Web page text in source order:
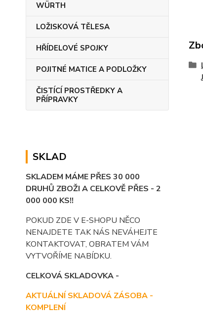
WÜRTH
LOŽISKOVÁ TĚLESA
HŘÍDELOVÉ SPOJKY
POJITNÉ MATICE A PODLOŽKY
ČISTÍCÍ PROSTŘEDKY A
PŘÍPRAVKY
SKLAD
SKLADEM MÁME PŘES 30 000
DRUHŮ ZBOŽI A CELKOVĚ PŘES - 2
000 000 KS!!
POKUD ZDE V E-SHOPU NĚCO
NENAJDETE TAK NÁS NEVÁHEJTE
KONTAKTOVAT, OBRATEM VÁM
VYTVOŘÍME NABÍDKU.
CELKOVÁ SKLADOVKA -
AKTUÁLNÍ SKLADOVÁ ZÁSOBA -
KOMPLENÍ